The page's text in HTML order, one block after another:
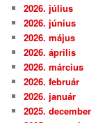
2026. július
2026. június
2026. május
2026. április
2026. március
2026. február
2026. január
2025. december